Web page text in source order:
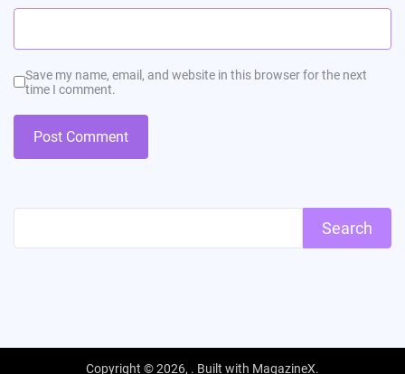
Save my name, email, and website in this browser for the next
time I comment.
Search
Copyright © 2026, . Built with MagazineX.